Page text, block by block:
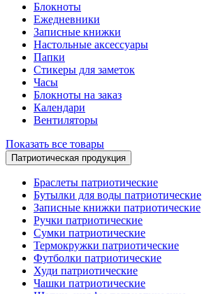
Блокноты
Ежедневники
Записные книжки
Настольные аксессуары
Папки
Стикеры для заметок
Часы
Блокноты на заказ
Календари
Вентиляторы
Показать все товары
Патриотическая продукция
Браслеты патриотические
Бутылки для воды патриотические
Записные книжки патриотические
Ручки патриотические
Сумки патриотические
Термокружки патриотические
Футболки патриотические
Худи патриотические
Чашки патриотические